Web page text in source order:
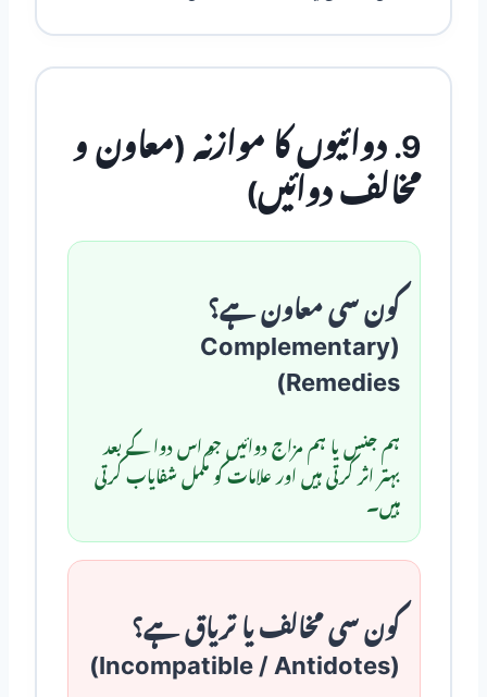
9. دوائیوں کا موازنہ (معاون و
مخالف دوائیں)
کون سی معاون ہے؟
(Complementary
Remedies)
ہم جنس یا ہم مزاج دوائیں جو اس دوا کے بعد
بہتر اثر کرتی ہیں اور علامات کو مکمل شفایاب کرتی
ہیں۔
کون سی مخالف یا تریاق ہے؟
(Incompatible / Antidotes)